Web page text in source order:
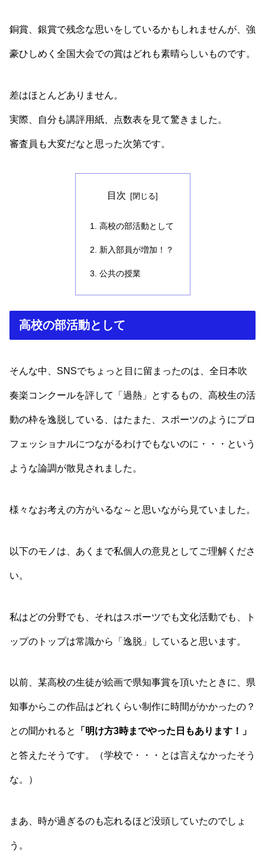
銅賞、銀賞で残念な思いをしているかもしれませんが、強
豪ひしめく全国大会での賞はどれも素晴らしいものです。
差はほとんどありません。
実際、自分も講評用紙、点数表を見て驚きました。
審査員も大変だなと思った次第です。
目次
高校の部活動として
新入部員が増加！？
公共の授業
高校の部活動として
そんな中、SNSでちょっと目に留まったのは、全日本吹
奏楽コンクールを評して「過熱」とするもの、高校生の活
動の枠を逸脱している、はたまた、スポーツのようにプロ
フェッショナルにつながるわけでもないのに・・・という
ような論調が散見されました。
様々なお考えの方がいるな～と思いながら見ていました。
以下のモノは、あくまで私個人の意見としてご理解くださ
い。
私はどの分野でも、それはスポーツでも文化活動でも、ト
ップのトップは常識から「逸脱」していると思います。
以前、某高校の生徒が絵画で県知事賞を頂いたときに、県
知事からこの作品はどれくらい制作に時間がかかったの？
との聞かれると 「明け方3時までやった日もあります！」
と答えたそうです。（学校で・・・とは言えなかったそう
な。）
まあ、時が過ぎるのも忘れるほど没頭していたのでしょ
う。